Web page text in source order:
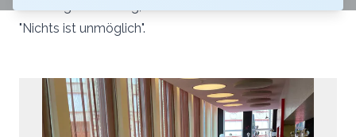
"Nichts ist unmöglich".